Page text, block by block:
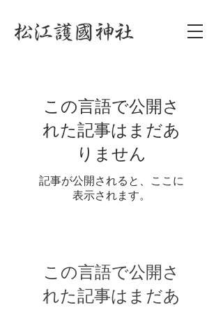
この言語で公開さ
れた記事はまだあ
りません
記事が公開されると、ここに
表示されます。
この言語で公開さ
れた記事はまだあ